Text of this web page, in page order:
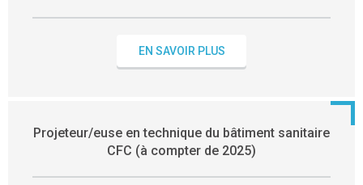
EN SAVOIR PLUS
Projeteur/euse en technique du bâtiment sanitaire
CFC (à compter de 2025)